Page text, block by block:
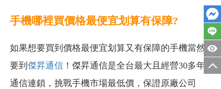
手機哪裡買價格最便宜划算有保障?
如果想要買到價格最便宜划算又有保障的手機當然
要到 傑昇通信 ！傑昇通信是全台最大且經營30多年
通信連鎖，挑戰手機市場最低價，保證原廠公司